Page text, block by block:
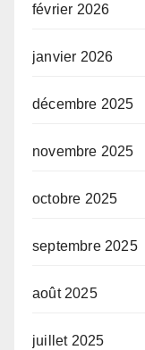
février 2026
janvier 2026
décembre 2025
novembre 2025
octobre 2025
septembre 2025
août 2025
juillet 2025